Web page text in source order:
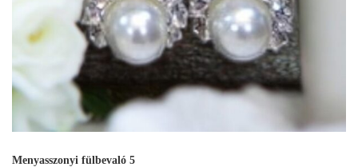
Menyasszonyi fülbevaló 5